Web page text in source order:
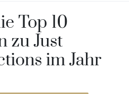
Top 10
zu Just
im Jahr